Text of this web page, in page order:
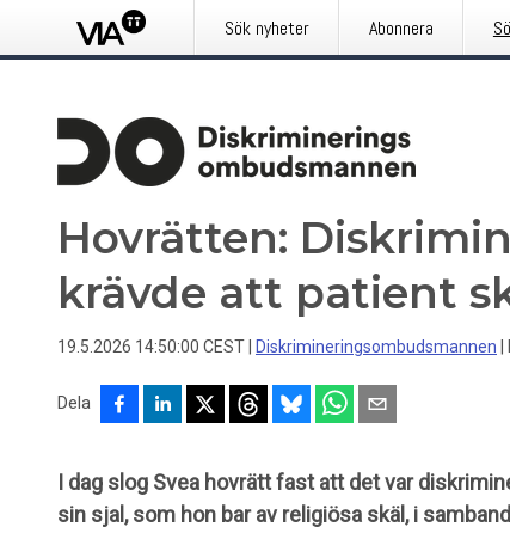
Sök nyheter Abonnera
Hovrätten:
krävde att patient
19.5.2026 14:50:00 CEST Diskrimineringsombudsmannen
Dela
I dag slog Svea hovrätt fast att det var
sin sjal, som hon bar av religiösa skäl, i